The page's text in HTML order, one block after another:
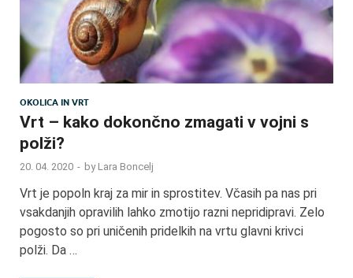
OKOLICA IN VRT
Vrt – kako dokončno zmagati v vojni s
polži?
20. 04. 2020 - by Lara Boncelj
Vrt je popoln kraj za mir in sprostitev. Včasih pa nas pri
vsakdanjih opravilih lahko zmotijo razni nepridipravi. Zelo
pogosto so pri uničenih pridelkih na vrtu glavni krivci
polži. Da …